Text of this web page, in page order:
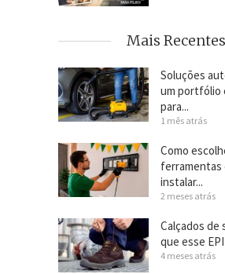
Mais Recentes
Soluções
um portfólio
para...
1 mês atrás
Como
ferramentas
instalar...
2 meses atrás
Calçados de
que esse
4 meses atrás